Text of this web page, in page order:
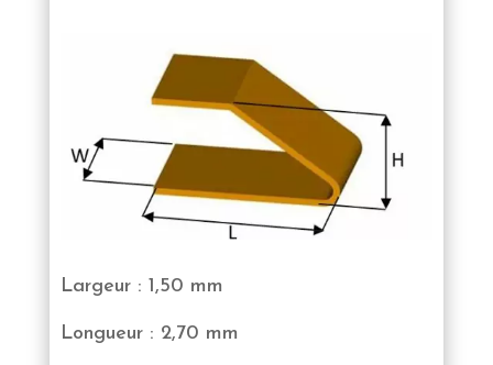
Largeur : 1,50 mm
Longueur : 2,70 mm